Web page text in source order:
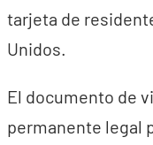
tarjeta de
Unidos.
El documento de
permanente legal